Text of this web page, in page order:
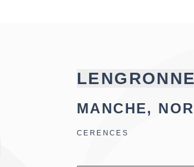
LENGRONNE
MANCHE,
CERENCES